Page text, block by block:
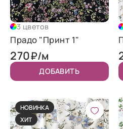
3 цветов
Прадо "Принт 1"
270₽/м
ДОБАВИТЬ
НОВИНКА
ХИТ